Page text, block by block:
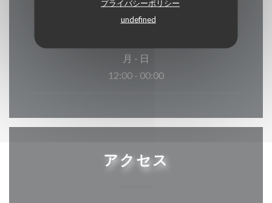
プライバシーポリシー
undefined
月 - 日
12:00 - 00:00
アクセス